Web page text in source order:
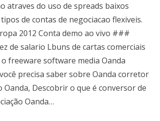
atraves do uso de spreads baixos
de contas de negociacao flexiveis.
2012 Conta demo ao vivo ###
de salario Lbuns de cartas comerciais
freeware software media Oanda
precisa saber sobre Oanda corretor
Descobrir o que é conversor de
Oanda…